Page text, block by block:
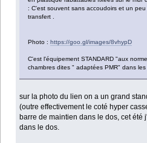
: C'est souvent sans accoudoirs et un
transfert .
Photo : https://goo.gl/images/8vhypD
C'est l'équipement STANDARD "aux
chambres dites " adaptées PMR" dans
sur la photo du lien on a un grand
(outre effectivement le coté hyper
barre de maintien dans le dos, cet
dans le dos.